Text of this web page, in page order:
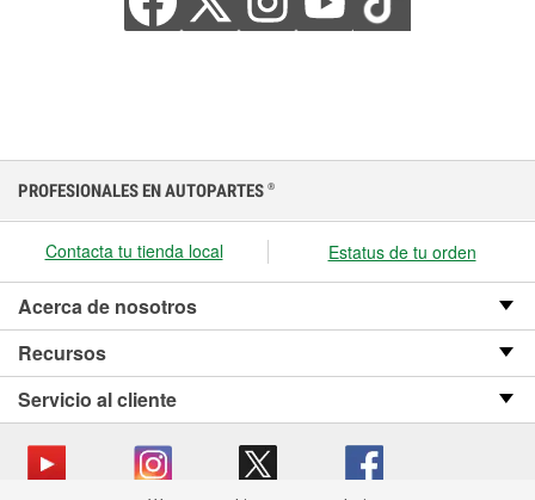
PROFESIONALES EN AUTOPARTES ®
Contacta tu tienda local Estatus de tu orden
Acerca de nosotros
Recursos
Servicio al cliente